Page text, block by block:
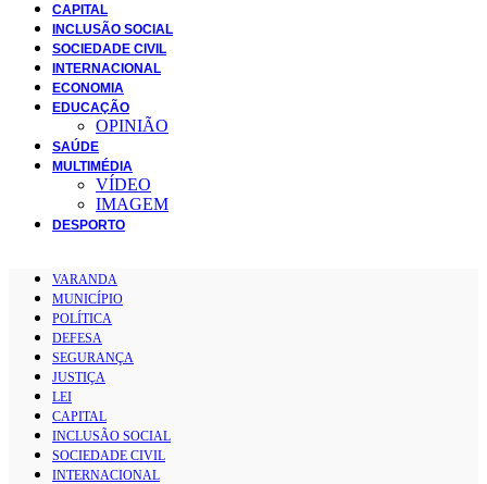
CAPITAL
INCLUSÃO SOCIAL
SOCIEDADE CIVIL
INTERNACIONAL
ECONOMIA
EDUCAÇÃO
OPINIÃO
SAÚDE
MULTIMÉDIA
VÍDEO
IMAGEM
DESPORTO
VARANDA
MUNICÍPIO
POLÍTICA
DEFESA
SEGURANÇA
JUSTIÇA
LEI
CAPITAL
INCLUSÃO SOCIAL
SOCIEDADE CIVIL
INTERNACIONAL